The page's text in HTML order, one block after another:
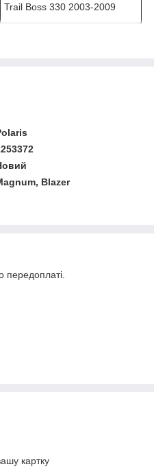
Trail Boss 330 2003-2009
Blazer
передоплаті.
картку